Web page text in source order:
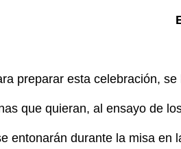
preparar esta celebración,
que quieran, al ensayo de
entonarán durante la misa en